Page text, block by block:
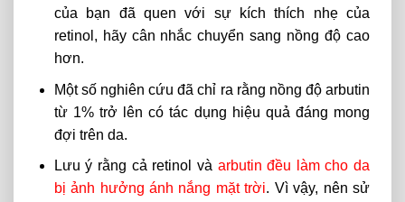
của bạn đã quen với sự kích thích nhẹ của
retinol, hãy cân nhắc chuyển sang nồng độ cao
hơn.
Một số nghiên cứu đã chỉ ra rằng nồng độ arbutin
từ 1% trở lên có tác dụng hiệu quả đáng mong
đợi trên da.
Lưu ý rằng cả retinol và arbutin đều làm cho da
bị ảnh hưởng ánh nắng mặt trời. Vì vậy, nên sử